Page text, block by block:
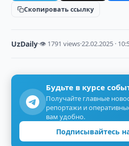
Скопировать ссылку
UzDaily·👁 1791 views·22.02.2025 ·
Будьте в курсе
Получайте главные
репортажи и
вам удобно.
Подписывайтесь